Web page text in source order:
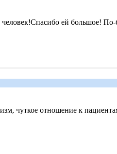
ей большое!
чуткое отношение к